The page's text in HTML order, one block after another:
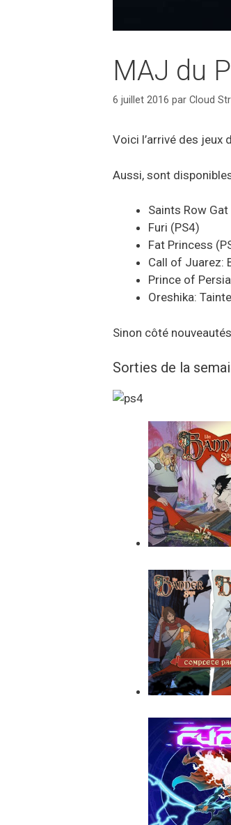
MAJ du
6 juillet 2016 par Cloud
Voici l’arrivé des jeux
Aussi, sont
Saints Row
Furi (PS4)
Fat Princess
Call of Juarez:
Prince of
Oreshika:
Sinon côté
Sorties de la